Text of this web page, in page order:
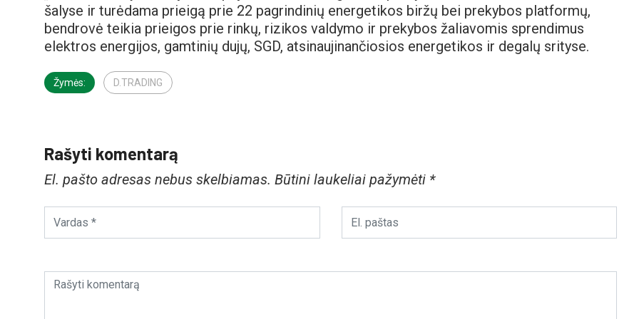
šalyse ir turėdama prieigą prie 22 pagrindinių energetikos biržų bei prekybos platformų,
bendrovė teikia prieigos prie rinkų, rizikos valdymo ir prekybos žaliavomis sprendimus
elektros energijos, gamtinių dujų, SGD, atsinaujinančiosios energetikos ir degalų srityse.
Žymės: D.TRADING
Rašyti komentarą
El. pašto adresas nebus skelbiamas. Būtini laukeliai pažymėti *